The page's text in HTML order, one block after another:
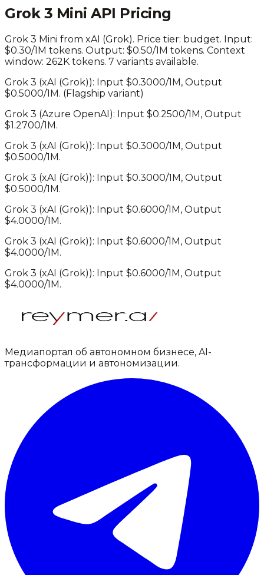
Grok 3 Mini API Pricing
Grok 3 Mini from xAI (Grok). Price tier: budget. Input:
$0.30/1M tokens. Output: $0.50/1M tokens. Context
window: 262K tokens. 7 variants available.
Grok 3 (xAI (Grok)): Input $0.3000/1M, Output
$0.5000/1M. (Flagship variant)
Grok 3 (Azure OpenAI): Input $0.2500/1M, Output
$1.2700/1M.
Grok 3 (xAI (Grok)): Input $0.3000/1M, Output
$0.5000/1M.
Grok 3 (xAI (Grok)): Input $0.3000/1M, Output
$0.5000/1M.
Grok 3 (xAI (Grok)): Input $0.6000/1M, Output
$4.0000/1M.
Grok 3 (xAI (Grok)): Input $0.6000/1M, Output
$4.0000/1M.
Grok 3 (xAI (Grok)): Input $0.6000/1M, Output
$4.0000/1M.
Медиапортал об автономном бизнесе, AI-
трансформации и автономизации.